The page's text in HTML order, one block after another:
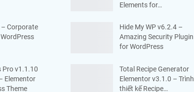
– Corporate
Pro v1.1.10
Elementor
Theme
Elements for…
Hide My WP v6.2.4 –
Amazing Security Plugin
for WordPress
Total Recipe Generator
Elementor v3.1.0 – Trình
thiết kế Recipe…